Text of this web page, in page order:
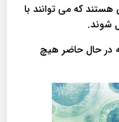
هستند که می توانند با
شوند.
در حال حاضر هیچ